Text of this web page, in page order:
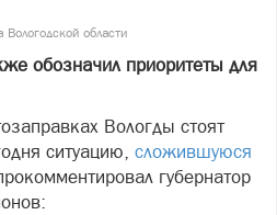
области
обозначил приоритеты для
Вологды стоят
ситуацию, сложившуюся
губернатор